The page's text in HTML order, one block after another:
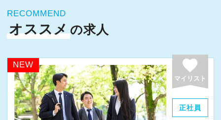
・資産税など専門性を高めたい方
・将来的にマネジメントに関わりたい方
・事前に気軽な面談を実施
・仕事内容やキャリアを相談可
・ざっくばらんに質問OK
・納得後に選考へ進めます
個人事務所ならではの自由な雰囲気で、気負い
なく業務に向かっています。
務を覚えていくことができます。
パソコン作業になりますので、目や脳が疲れた
ら、お茶やお菓子で糖分補給もしながら、作業
を進めています。
RECOMMEND
オススメ の求人
NEW favorite
マイリスト
正社員